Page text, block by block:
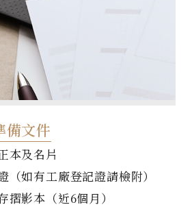
備文件
本及名片
（如有工廠登記證請檢附）
摺影本（近6個月）